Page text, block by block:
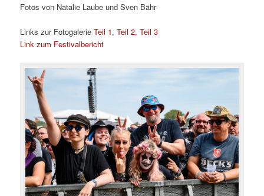
Fotos von Natalie Laube und Sven Bähr
Links zur FotogalerieTeil 1,Teil 2,Teil 3
Link zum Festivalbericht